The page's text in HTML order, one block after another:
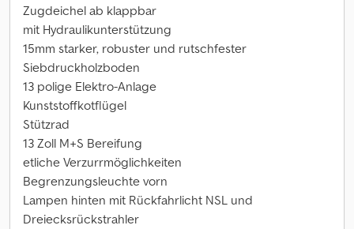
Zugdeichel ab klappbar
mit Hydraulikunterstützung
15mm starker, robuster und rutschfester
Siebdruckholzboden
13 polige Elektro-Anlage
Kunststoffkotflügel
Stützrad
13 Zoll M+S Bereifung
etliche Verzurrmöglichkeiten
Begrenzungsleuchte vorn
Lampen hinten mit Rückfahrlicht NSL und
Dreiecksrückstrahler